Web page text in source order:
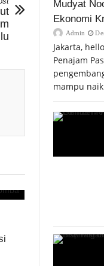
Mudyat
Ekonomi
Admin
Jakarta,
Penajam
mampu